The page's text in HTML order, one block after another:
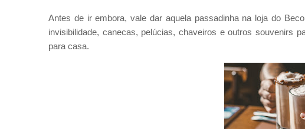
Antes de ir embora, vale dar aquela passadinha na loja do
invisibilidade, canecas, pelúcias, chaveiros e outros souvenirs
para casa.